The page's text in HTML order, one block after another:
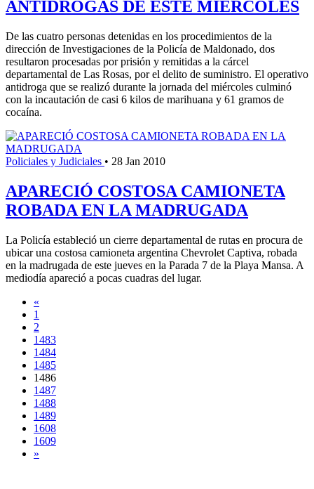
ANTIDROGAS DE ESTE MIÉRCOLES
De las cuatro personas detenidas en los procedimientos de la
dirección de Investigaciones de la Policía de Maldonado, dos
resultaron procesadas por prisión y remitidas a la cárcel
departamental de Las Rosas, por el delito de suministro. El operativo
antidroga que se realizó durante la jornada del miércoles culminó
con la incautación de casi 6 kilos de marihuana y 61 gramos de
cocaína.
Policiales y Judiciales • 28 Jan 2010
APARECIÓ COSTOSA CAMIONETA
ROBADA EN LA MADRUGADA
La Policía estableció un cierre departamental de rutas en procura de
ubicar una costosa camioneta argentina Chevrolet Captiva, robada
en la madrugada de este jueves en la Parada 7 de la Playa Mansa. A
mediodía apareció a pocas cuadras del lugar.
«
1
2
1483
1484
1485
1486
1487
1488
1489
1608
1609
»